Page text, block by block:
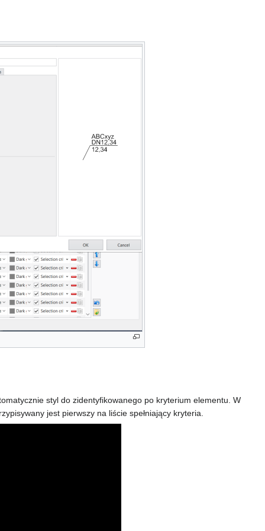
styl do zidentyfikowanego po kryterium elementu. W
jest pierwszy na liście spełniający kryteria.